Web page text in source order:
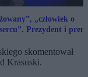
„człowiek o
Prezydent i
skomentował
Krasuski.